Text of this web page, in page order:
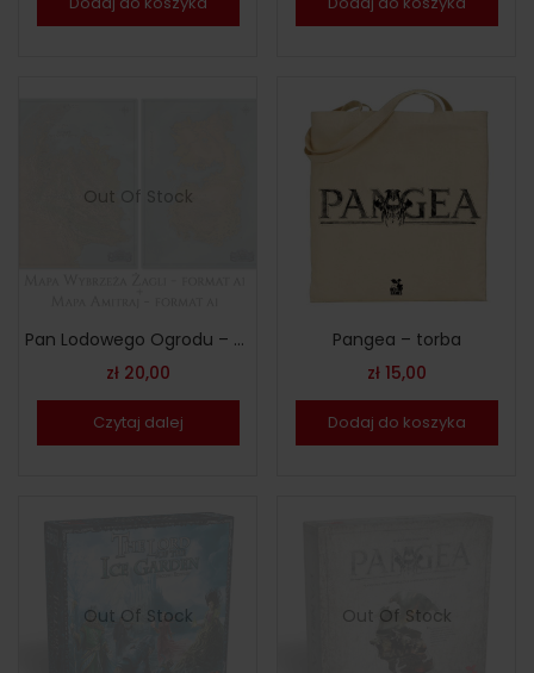
Out Of Stock
Pan Lodowego Ogrodu – mapy świata
zł20,00
Czytaj dalej
Pangea – torba
zł15,00
Dodaj do koszyka
Out Of Stock Out Of Stock